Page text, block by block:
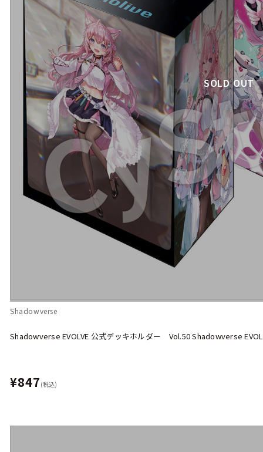
SOLD OUT
Shadowverse
Shadowverse EVOLVE 公式デッキホルダー Vol.50 Shadowverse
¥847 (税込)